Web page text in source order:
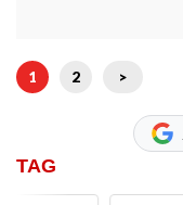
1 2 >
TAG